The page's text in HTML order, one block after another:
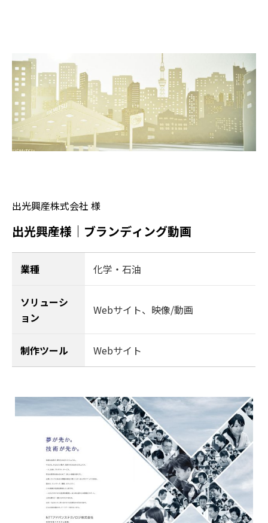
出光興産株式会社 様
出光興産様｜ブランディング動画
業種 化学・石油
ソリューシ
ョン
Webサイト、 映像/動画
制作ツール Webサイト